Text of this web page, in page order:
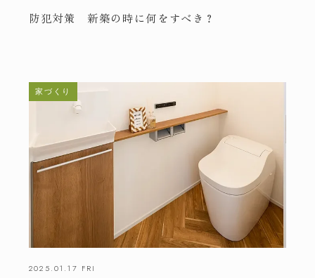
防犯対策 新築の時に何をすべき？
家づくり
2025.01.17 FRI